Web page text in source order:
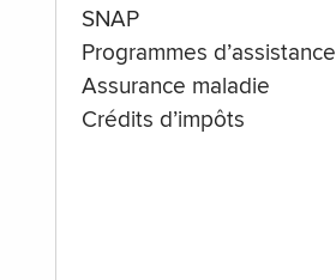
SNAP
Programmes d’assistance
Assurance maladie
Crédits d’impôts